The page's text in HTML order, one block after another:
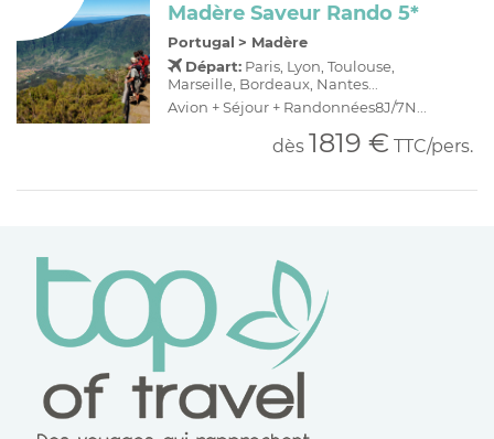
Madère Saveur Rando 5*
Portugal > Madère
Départ: Paris, Lyon, Toulouse,
Marseille, Bordeaux, Nantes...
Avion + Séjour + Randonnées8J/7N...
dès 1819 € TTC/pers.